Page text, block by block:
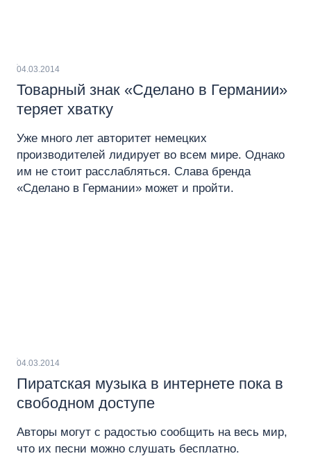
04.03.2014
Товарный знак «Сделано в Германии»
теряет хватку
Уже много лет авторитет немецких
производителей лидирует во всем мире. Однако
им не стоит расслабляться. Слава бренда
«Сделано в Германии» может и пройти.
04.03.2014
Пиратская музыка в интернете пока в
свободном доступе
Авторы могут с радостью сообщить на весь мир,
что их песни можно слушать бесплатно.